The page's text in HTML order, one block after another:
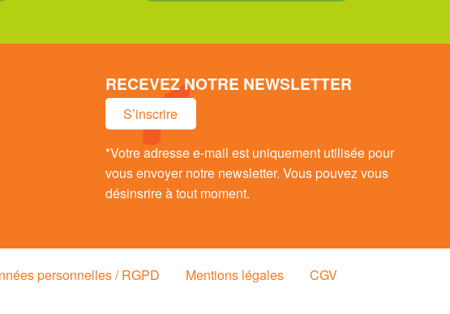
RECEVEZ NOTRE NEWSLETTER
S’inscrire
*Votre adresse e-mail est uniquement utilisée pour
vous envoyer notre newsletter. Vous pouvez vous
désinsrire à tout moment.
personnelles / RGPD Mentions légales
CGV